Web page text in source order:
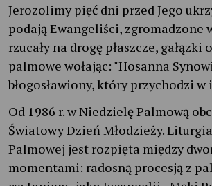
Jerozolimy pięć dni przed Jego
podają Ewangeliści, zgromadzone
rzucały na drogę płaszcze, gałązki
palmowe wołając: "Hosanna
błogosławiony, który przychodzi w
Od 1986 r. w Niedzielę Palmową
Światowy Dzień Młodzieży.
Palmowej jest rozpięta między
momentami: radosną procesją z